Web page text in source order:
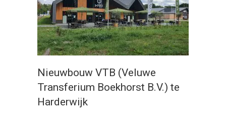
Nieuwbouw VTB (Veluwe
Transferium Boekhorst B.V.) te
Harderwijk